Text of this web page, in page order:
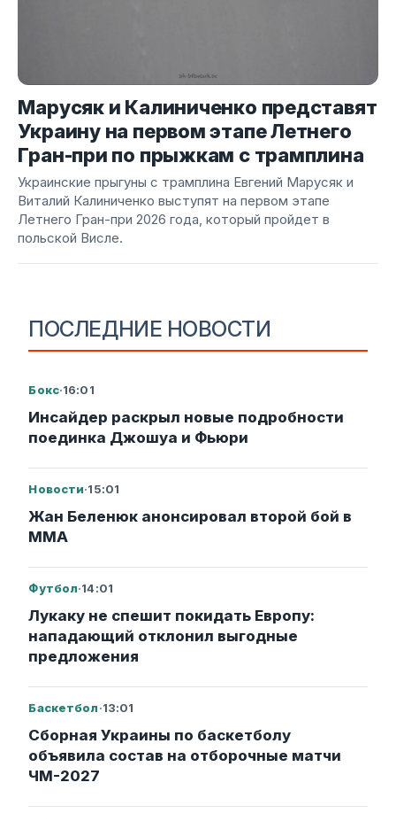
ПОСЛЕДНИЕ НОВОСТИ
Бокс·16:01
Инсайдер раскрыл новые подробности
поединка Джошуа и Фьюри
Новости·15:01
Жан Беленюк анонсировал второй бой в
ММА
Футбол·14:01
Лукаку не спешит покидать Европу:
нападающий отклонил выгодные
предложения
Баскетбол·13:01
Сборная Украины по баскетболу
объявила состав на отборочные матчи
ЧМ-2027
Марусяк и Калиниченко представят
Украину на первом этапе Летнего
Гран-при по прыжкам с трамплина
Украинские прыгуны с трамплина Евгений Марусяк и
Виталий Калиниченко выступят на первом этапе
Летнего Гран-при 2026 года, который пройдет в
польской Висле.